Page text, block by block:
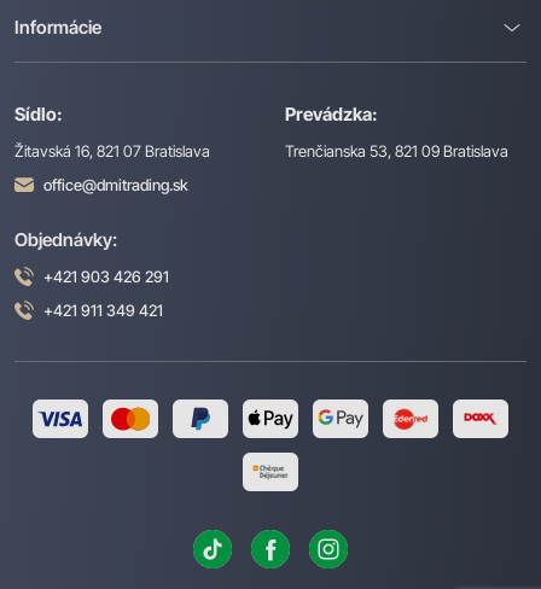
Sídlo:
Žitavská 16, 821 07 Bratislava
office@dmitrading.sk
Prevádzka:
Trenčianska 53, 821 09 Bratislava
Informácie
Objednávky:
+421 903 426 291
+421 911 349 421